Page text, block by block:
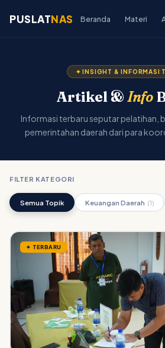
PUSLATNAS Beranda Materi
✦ INSIGHT & INFORMASI
Artikel & Info
Informasi terbaru seputar pelatihan,
pemerintahan daerah dari para
FILTER KATEGORI
Semua Topik Keuangan Daerah (1)
✦ TERBARU